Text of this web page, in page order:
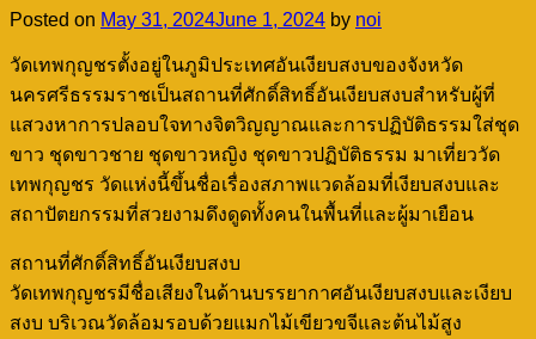
Posted on May 31, 2024June 1, 2024 by noi
วัดเทพกุญชรตั้งอยู่ในภูมิประเทศอันเงียบสงบของจังหวัด
นครศรีธรรมราชเป็นสถานที่ศักดิ์สิทธิ์อันเงียบสงบสำหรับผู้ที่
แสวงหาการปลอบใจทางจิตวิญญาณและการปฏิบัติธรรมใส่ชุด
ขาว ชุดขาวชาย ชุดขาวหญิง ชุดขาวปฏิบัติธรรม มาเที่ยววัด
เทพกุญชร วัดแห่งนี้ขึ้นชื่อเรื่องสภาพแวดล้อมที่เงียบสงบและ
สถาปัตยกรรมที่สวยงามดึงดูดทั้งคนในพื้นที่และผู้มาเยือน
สถานที่ศักดิ์สิทธิ์อันเงียบสงบ
วัดเทพกุญชรมีชื่อเสียงในด้านบรรยากาศอันเงียบสงบและเงียบ
สงบ บริเวณวัดล้อมรอบด้วยแมกไม้เขียวขจีและต้นไม้สูง